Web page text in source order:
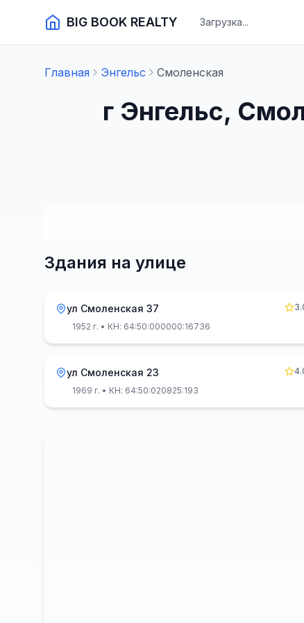
BIG BOOK REALTY Загрузка...
Главная Энгельс Смоленская
г Энгельс,
Здания на улице
ул Смоленская 37
1952 г. • КН: 64:50:000000:16736
ул Смоленская 23
1969 г. • КН: 64:50:020825:193